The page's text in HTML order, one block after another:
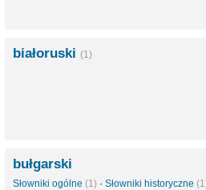
białoruski (1)
bułgarski
Słowniki ogólne (1) · Słowniki historyczne